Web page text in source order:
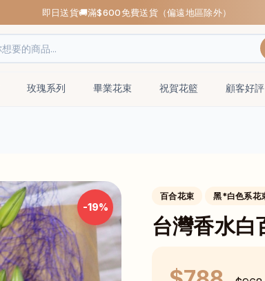
即日送貨🚚滿$600免費送貨（偏遠地區除外）
玫瑰系列 畢業花束 祝賀花籃 顧客好
-19%
百合花束 黑*白色系花
台灣香水白